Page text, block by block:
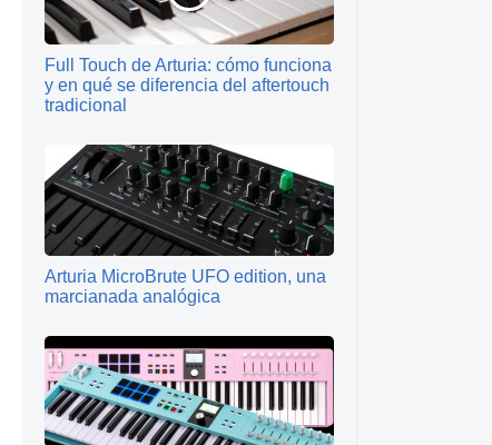
Full Touch de Arturia: cómo funciona
y en qué se diferencia del aftertouch
tradicional
Arturia MicroBrute UFO edition, una
marcianada analógica